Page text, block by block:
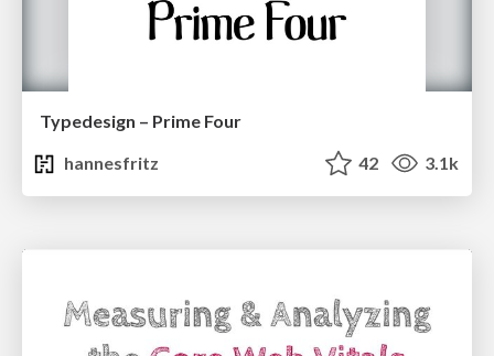
Typedesign – Prime Four
hannesfritz
42 3.1k